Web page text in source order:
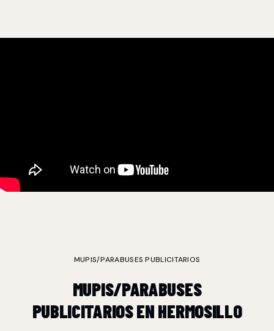
MUPIS/PARABUSES PUBLICITARIOS
MUPIS/PARABUSES
PUBLICITARIOS EN HERMOSILLO